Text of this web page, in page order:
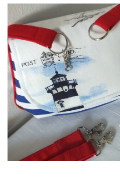
CEDULKY
MOJE POSLEDNÍ PRÁCE